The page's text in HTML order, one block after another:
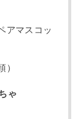
アマスコッ
）
ゃ